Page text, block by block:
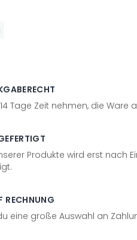
Tage Zeit nehmen, die
Produkte wird erst nach
RECHNUNG
eine große Auswahl an